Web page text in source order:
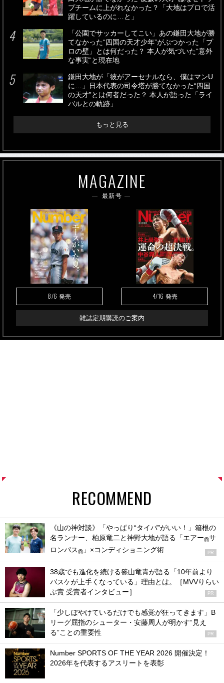
プチームに上がれなかった？「大地はプロで活
躍しているのに…と」
「公園でサッカーしてこい」あの鎌田大地が勝
てなかった“四国の天才少年”がぶつかった「プ
ロの壁」とは何だった？ 本人が気づいた“意外
な事実”と現在地
鎌田大地が「彼がアーセナルなら、僕はマンU
に…」日本代表の司令塔が勝てなかった“四国
の天才”とは何者だった？ 本人が語った「ライ
バルとの軌跡」
もっと見る
MAGAZINE
最新号
8/6 発売 4/16 発売
雑誌定期購読のご案内
RECOMMEND
《山の神対談》「やっぱり“タイパ”がいい！」箱根の
名ランナー、柏原竜二と神野大地が語る「エアー®サ
ロンパス® 」×コンディショニング術 PR
38歳でも進化を続ける篠山竜青が語る「10年前より
バスケが上手くなっている」理由とは。［MVVりらい
ぶ賞 受賞者インタビュー］
PR
「少しぼやけているだけでも感覚が狂ってきます」B
リーグ屈指のシューター・安藤周人が明かす“見え
る”ことの重要性
PR
Number SPORTS OF THE YEAR 2026 開催決定！
2026年を代表するアスリートを表彰